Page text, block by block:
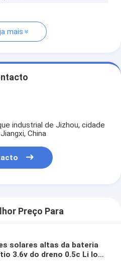
mais
industrial de Jizhou, cidade
China
Preço Para
solares altas da bateria
3.6v do dreno 0.5c Li Ion